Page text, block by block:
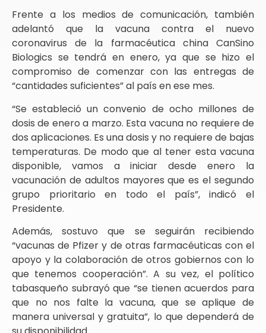
Frente a los medios de comunicación, también
adelantó que la vacuna contra el nuevo
coronavirus de la farmacéutica china CanSino
Biologics se tendrá en enero, ya que se hizo el
compromiso de comenzar con las entregas de
“cantidades suficientes” al país en ese mes.
“Se estableció un convenio de ocho millones de
dosis de enero a marzo. Esta vacuna no requiere de
dos aplicaciones. Es una dosis y no requiere de bajas
temperaturas. De modo que al tener esta vacuna
disponible, vamos a iniciar desde enero la
vacunación de adultos mayores que es el segundo
grupo prioritario en todo el país”, indicó el
Presidente.
Además, sostuvo que se seguirán recibiendo
“vacunas de Pfizer y de otras farmacéuticas con el
apoyo y la colaboración de otros gobiernos con lo
que tenemos cooperación”. A su vez, el político
tabasqueño subrayó que “se tienen acuerdos para
que no nos falte la vacuna, que se aplique de
manera universal y gratuita”, lo que dependerá de